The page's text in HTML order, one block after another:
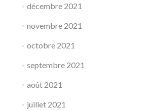
décembre 2021
novembre 2021
octobre 2021
septembre 2021
août 2021
juillet 2021